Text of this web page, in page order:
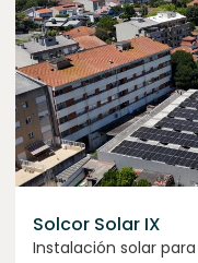
Solcor Solar IX
Instalación solar